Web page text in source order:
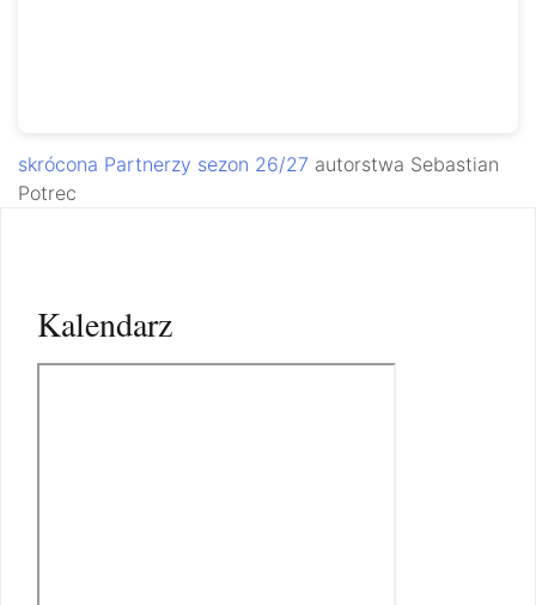
skrócona Partnerzy sezon 26/27 autorstwa Sebastian
Potrec
Kalendarz